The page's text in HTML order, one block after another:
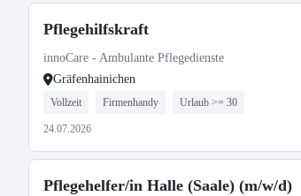
Pflegehilfskraft
innoCare - Ambulante Pflegedienste
Gräfenhainichen
Vollzeit Firmenhandy Urlaub >= 30
24.07.2026
Pflegehelfer/in Halle (Saale) (m/w/d)